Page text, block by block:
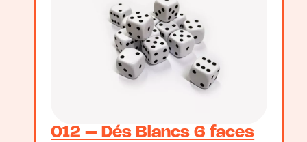
012 – Dés Blancs 6 faces